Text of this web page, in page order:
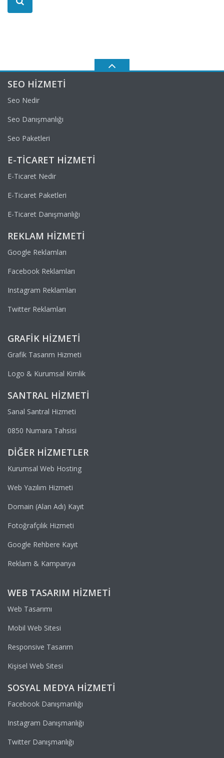
SEO HIZMETI
Seo Nedir
Seo Danışmanlığı
Seo Paketleri
E-TICARET HIZMETI
E-Ticaret Nedir
E-Ticaret Paketleri
E-Ticaret Danışmanlığı
REKLAM HIZMETI
Google Reklamları
Facebook Reklamları
Instagram Reklamları
Twitter Reklamları
GRAFIK HIZMETI
Grafik Tasarım Hizmeti
Logo & Kurumsal Kimlik
SANTRAL HIZMETI
Sanal Santral Hizmeti
0850 Numara Tahsisi
DIĞER HIZMETLER
Kurumsal Web Hosting
Web Yazılım Hizmeti
Domain (Alan Adı) Kayıt
Fotoğrafçılık Hizmeti
Google Rehbere Kayıt
Reklam & Kampanya
WEB TASARIM HIZMETI
Web Tasarımı
Mobil Web Sitesi
Responsive Tasarım
Kişisel Web Sitesi
SOSYAL MEDYA HIZMETI
Facebook Danışmanlığı
Instagram Danışmanlığı
Twitter Danışmanlığı